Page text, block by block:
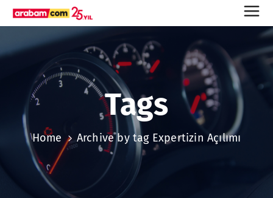
Tags
Home Archive by tag Expertizin Açılımı